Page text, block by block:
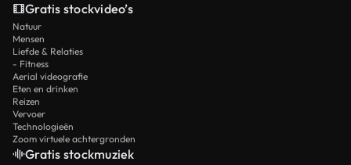
Gratis stockvideo’s
Natuur
Mensen
Liefde & Relaties
- Fitness
Aerial videografie
Eten en drinken
Reizen
Vervoer
Technologieën
Zoom virtuele achtergronden
Gratis stockmuziek